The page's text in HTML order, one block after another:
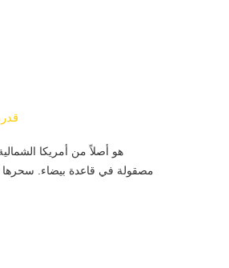
مصقولة في قاعدة بيضاء. سحرها